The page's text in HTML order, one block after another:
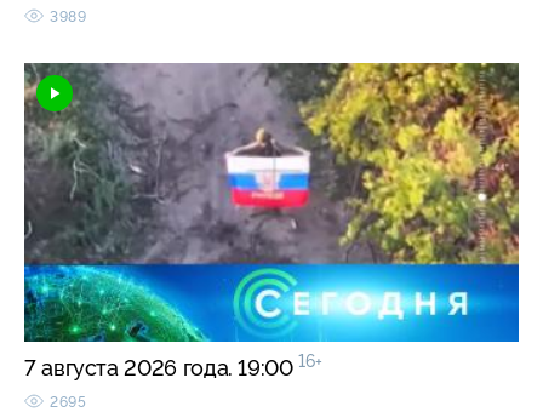
3989
7 августа 2026 года. 19:00 16+
2695